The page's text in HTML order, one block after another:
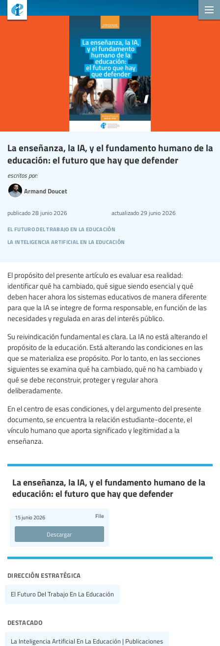
La enseñanza, la IA, y el fundamento humano de la
educación: el futuro que hay que defender
el futuro del trabajo en la educación
la inteligencia artificial en la educación
publicado 28 junio 2026 actualizado29 junio 2026
escritos por:
Armand Doucet
El propósito del presente artículo es evaluar esa realidad:
identificar qué ha cambiado, qué sigue siendo esencial y qué
deben hacer ahora los sistemas educativos de manera diferente
para que la IA se integre de forma responsable, en función de las
necesidades y regulada en aras del interés público.
Su reivindicación fundamental es clara. La IA no está alterando el
propósito de la educación. Está alterando las condiciones en las
que se materializa ese propósito. Por lo tanto, en las secciones
siguientes se examina qué ha cambiado, qué no ha cambiado y
qué se debe reconstruir, proteger y regular ahora
deliberadamente.
En el centro de esas condiciones, y del argumento del presente
documento, se encuentra la relación estudiante-docente, el
vínculo humano que aporta significado y legitimidad a la
enseñanza.
La enseñanza, la IA, y el fundamento humano de la
educación: el futuro que hay que defender
15 junio 2026 File
Descargar
dirección estratégica
El Futuro Del Trabajo En La Educación
destacado
La Inteligencia Artificial En La Educación | Publicaciones